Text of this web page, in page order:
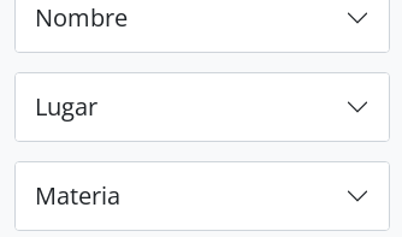
Nombre
Lugar
Materia